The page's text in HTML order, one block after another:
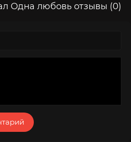
Одна любовь отзывы (0)